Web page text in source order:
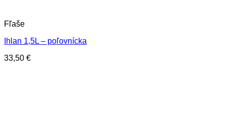
Fľaše
Ihlan 1,5L – poľovnícka
33,50 €